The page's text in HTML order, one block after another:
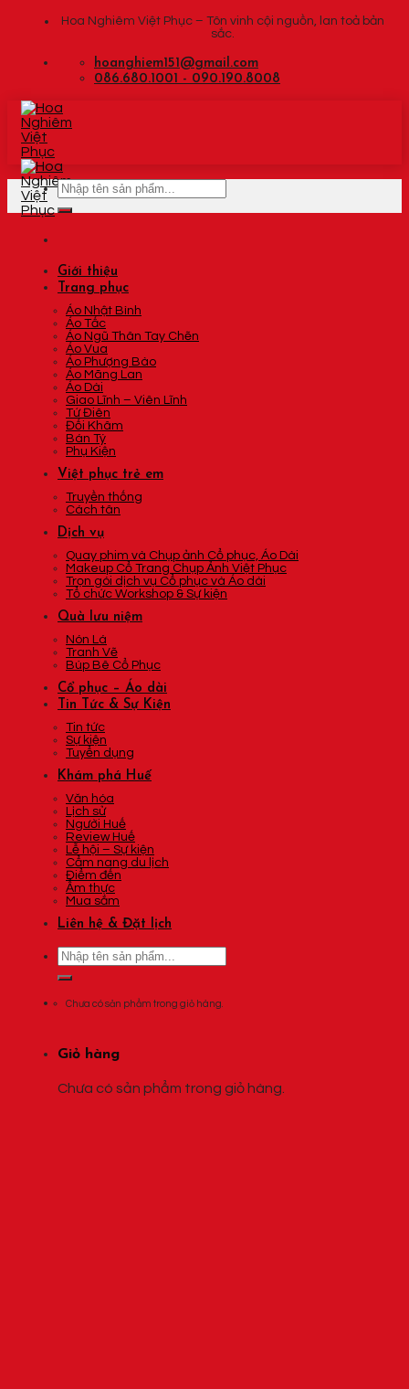
Hoa Nghiêm Việt Phục – Tôn vinh cội nguồn, lan toả bản
sắc.
hoanghiem151@gmail.com
086.680.1001 - 090.190.8008
Giới thiệu
Trang phục
Áo Nhật Bình
Áo Tấc
Áo Ngũ Thân Tay Chẽn
Áo Vua
Áo Phượng Bào
Áo Mãng Lan
Áo Dài
Giao Lĩnh – Viên Lĩnh
Tứ Điên
Đối Khâm
Bán Tý
Phụ Kiện
Việt phục trẻ em
Truyền thống
Cách tân
Dịch vụ
Quay phim và Chụp ảnh Cổ phục, Áo Dài
Makeup Cổ Trang Chụp Ảnh Việt Phục
Trọn gói dịch vụ Cổ phục và Áo dài
Tổ chức Workshop & Sự kiện
Quà lưu niệm
Nón Lá
Tranh Vẽ
Búp Bê Cổ Phục
Cổ phục – Áo dài
Tin Tức & Sự Kiện
Tin tức
Sự kiện
Tuyển dụng
Khám phá Huế
Văn hóa
Lịch sử
Người Huế
Review Huế
Lễ hội – Sự kiện
Cẩm nang du lịch
Điểm đến
Ẩm thực
Mua sắm
Liên hệ & Đặt lịch
Tìm
kiếm:
Chưa có sản phẩm trong giỏ hàng.
Giỏ hàng
Chưa có sản phẩm trong giỏ hàng.
Tìm
kiếm: